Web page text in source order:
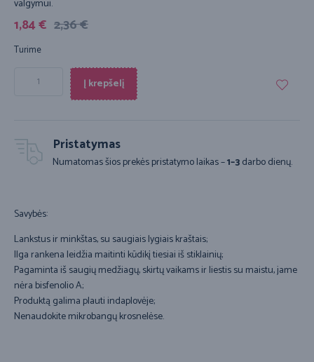
valgymui.
2,36€
1,84€
Turime
Į krepšelį
Pristatymas
Numatomas šios prekės pristatymo laikas –1–3darbo dienų.
Savybės:
Lankstus ir minkštas, su saugiais lygiais kraštais;
Ilga rankena leidžia maitinti kūdikį tiesiai iš stiklainių;
Pagaminta iš saugių medžiagų, skirtų vaikams ir liestis su maistu, jame
nėra bisfenolio A;
Produktą galima plauti indaplovėje;
Nenaudokite mikrobangų krosnelėse.